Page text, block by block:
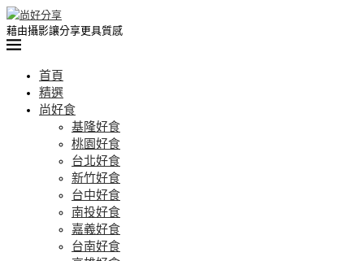
藉由攝影讓分享更具質感
首頁
精選
尚好食
基隆好食
桃園好食
台北好食
新竹好食
台中好食
南投好食
嘉義好食
台南好食